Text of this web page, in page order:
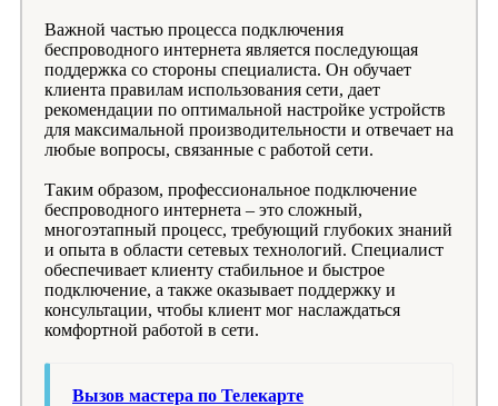
Важной частью процесса подключения
беспроводного интернета является последующая
поддержка со стороны специалиста. Он обучает
клиента правилам использования сети, дает
рекомендации по оптимальной настройке устройств
для максимальной производительности и отвечает на
любые вопросы, связанные с работой сети.
Таким образом, профессиональное подключение
беспроводного интернета – это сложный,
многоэтапный процесс, требующий глубоких знаний
и опыта в области сетевых технологий. Специалист
обеспечивает клиенту стабильное и быстрое
подключение, а также оказывает поддержку и
консультации, чтобы клиент мог наслаждаться
комфортной работой в сети.
Вызов мастера по Телекарте